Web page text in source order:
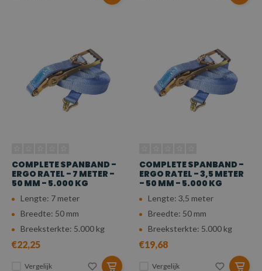
COMPLETE SPANBAND -
ERGO RATEL - 7 METER -
50 MM - 5.000 KG
Lengte: 7 meter
Breedte: 50 mm
Breeksterkte: 5.000 kg
€22,25
Vergelijk
COMPLETE SPANBAND -
ERGO RATEL - 3,5 METER
- 50 MM - 5.000 KG
Lengte: 3,5 meter
Breedte: 50 mm
Breeksterkte: 5.000 kg
€19,68
Vergelijk